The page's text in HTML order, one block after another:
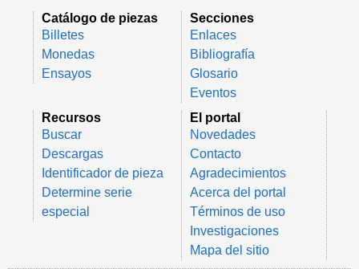
Catálogo de piezas
Billetes
Monedas
Ensayos
Secciones
Enlaces
Bibliografía
Glosario
Eventos
Recursos
Buscar
Descargas
Identificador de pieza
Determine serie
especial
El portal
Novedades
Contacto
Agradecimientos
Acerca del portal
Términos de uso
Investigaciones
Mapa del sitio